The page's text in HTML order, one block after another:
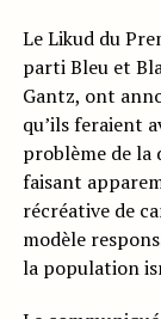
Le Likud du
parti Bleu et
Gantz, ont
qu’ils feraient
problème de la
faisant
récréative de
modèle
la population